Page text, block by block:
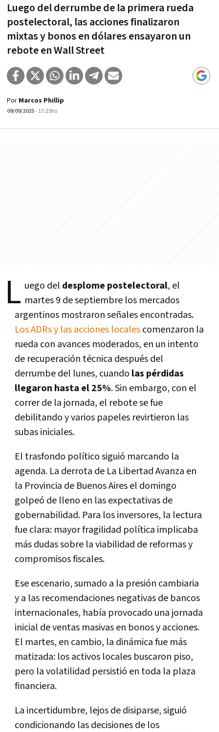
Luego del derrumbe de la primera rueda
postelectoral, las acciones finalizaron
mixtas y bonos en dólares ensayaron un
rebote en Wall Street
Por Marcos Phillip
09/09/2025- 17:25hs
L uego del desplome postelectoral, el
martes 9 de septiembre los mercados
argentinos mostraron señales encontradas.
Los ADRs y las acciones localescomenzaron la
rueda con avances moderados, en un intento
de recuperación técnica después del
derrumbe del lunes, cuando las pérdidas
llegaron hasta el 25%. Sin embargo, con el
correr de la jornada, el rebote se fue
debilitando y varios papeles revirtieron las
subas iniciales.
El trasfondo político siguió marcando la
agenda. La derrota de La Libertad Avanza en
la Provincia de Buenos Aires el domingo
golpeó de lleno en las expectativas de
gobernabilidad. Para los inversores, la lectura
fue clara: mayor fragilidad política implicaba
más dudas sobre la viabilidad de reformas y
compromisos fiscales.
Ese escenario, sumado a la presión cambiaria
y a las recomendaciones negativas de bancos
internacionales, había provocado una jornada
inicial de ventas masivas en bonos y acciones.
El martes, en cambio, la dinámica fue más
matizada: los activos locales buscaron piso,
pero la volatilidad persistió en toda la plaza
financiera.
La incertidumbre, lejos de disiparse, siguió
condicionando las decisiones de los